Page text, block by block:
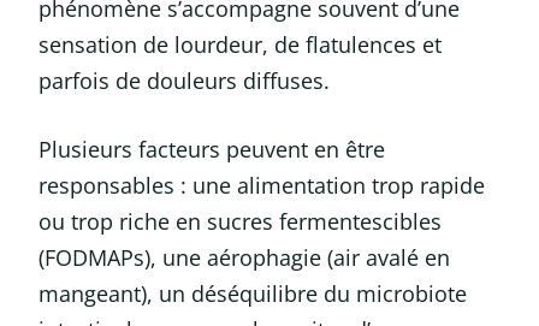
phénomène s’accompagne souvent d’une
sensation de lourdeur, de flatulences et
parfois de douleurs diffuses.
Plusieurs facteurs peuvent en être
responsables : une alimentation trop rapide
ou trop riche en sucres fermentescibles
(FODMAPs), une aérophagie (air avalé en
mangeant), un déséquilibre du microbiote